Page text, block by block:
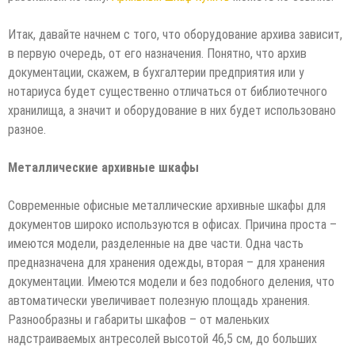
Итак, давайте начнем с того, что оборудование архива зависит,
в первую очередь, от его назначения. Понятно, что архив
документации, скажем, в бухгалтерии предприятия или у
нотариуса будет существенно отличаться от библиотечного
хранилища, а значит и оборудование в них будет использовано
разное.
Металлические архивные шкафы
Современные офисные металлические архивные шкафы для
документов широко используются в офисах. Причина проста –
имеются модели, разделенные на две части. Одна часть
предназначена для хранения одежды, вторая – для хранения
документации. Имеются модели и без подобного деления, что
автоматически увеличивает полезную площадь хранения.
Разнообразны и габариты шкафов – от маленьких
надстраиваемых антресолей высотой 46,5 см, до больших